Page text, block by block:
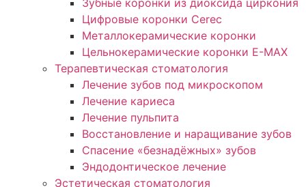
Цифровые коронки Cerec
Металлокерамические коронки
Цельнокерамические коронки E-MAX
Терапевтическая стоматология
Лечение зубов под микроскопом
Лечение кариеса
Лечение пульпита
Восстановление и наращивание зубов
Спасение «безнадёжных» зубов
Эндодонтическое лечение
Эстетическая стоматология